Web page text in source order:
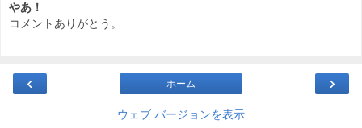
やあ！
コメントありがとう。
‹ ›
ホーム
ウェブ バージョンを表示